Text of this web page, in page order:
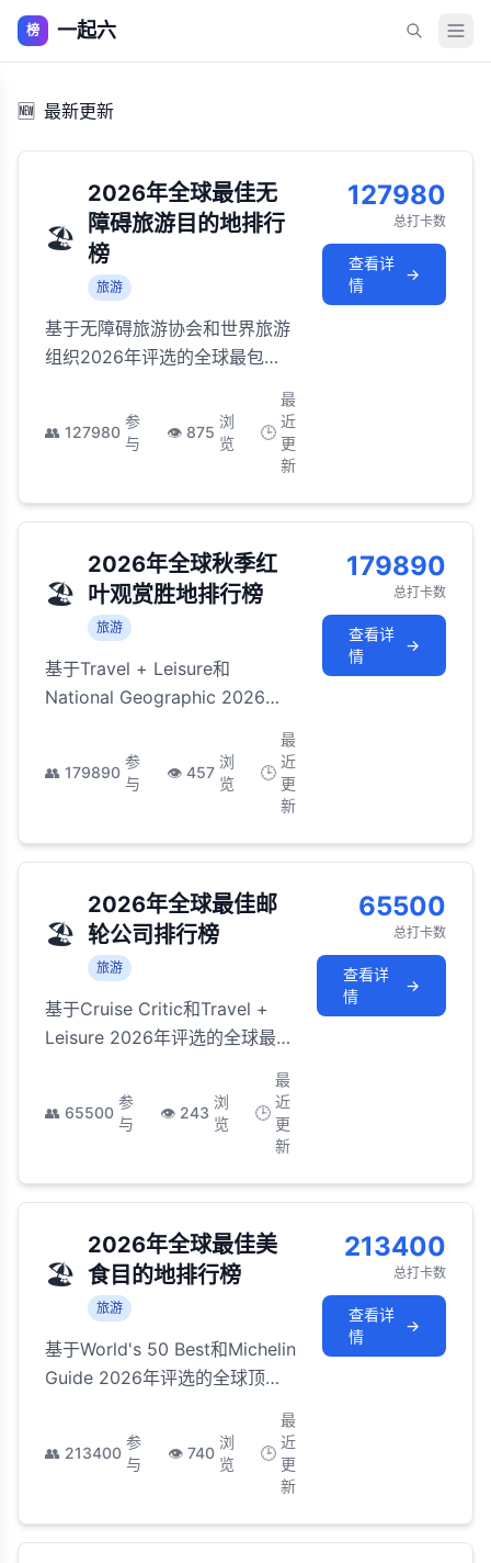
榜 一起六
🆕 最新更新
🏖️
2026年全球最佳无
障碍旅游目的地排行
榜
旅游
基于无障碍旅游协会和世界旅游
组织2026年评选的全球最包
的地，让每一位旅行者都能自由
出行
👥 127980
参
与
👁️ 875
浏
览
🕒
最
近
更
新
127980
总打卡数
查看详
情
→
🏖️
2026年全球秋季红
叶观赏胜地排行榜
旅游
基于Travel + Leisure和
National Geographic 2026年
地，层林尽染的秋色与独特的地
域文化相得益彰
👥 179890
参
与
👁️ 457
浏
览
🕒
最
近
更
新
179890
总打卡数
查看详
情
→
🏖️
2026年全球最佳邮
轮公司排行榜
旅游
基于Cruise Critic和Travel +
Leisure 2026年评选的全球最
娱乐的全方位邮轮体验对比
👥 65500
参
与
👁️ 243
浏
览
🕒
最
近
更
新
65500
总打卡数
查看详
情
→
🏖️
2026年全球最佳美
食目的地排行榜
旅游
基于World's 50 Best和Michelin
Guide 2026年评选的全球顶级
吃到米其林星厨的全方位美食体
验
👥 213400
参
与
👁️ 740
浏
览
🕒
最
近
更
新
213400
总打卡数
查看详
情
→